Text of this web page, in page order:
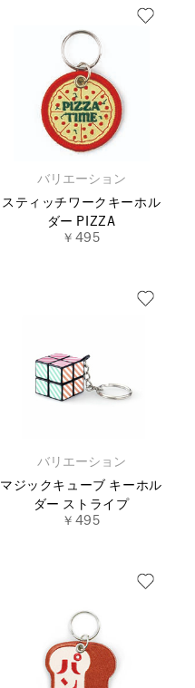
バリエーション
スティッチワークキーホル
ダー PIZZA
￥495
バリエーション
マジックキューブ キーホル
ダー ストライプ
￥495